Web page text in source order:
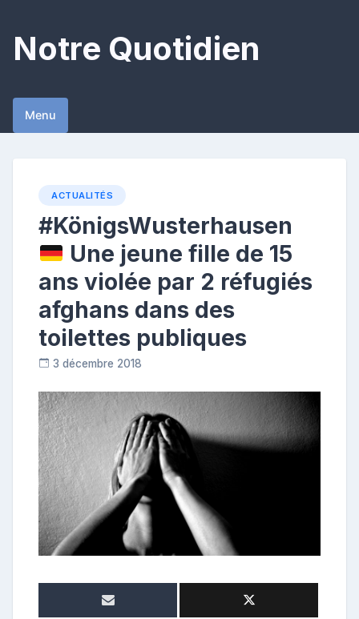
content
Notre Quotidien
Menu
ACTUALITÉS
#KönigsWusterhausen
Une jeune fille de 15
ans violée par 2 réfugiés
afghans dans des
toilettes publiques
3 décembre 2018
n
t
r
e